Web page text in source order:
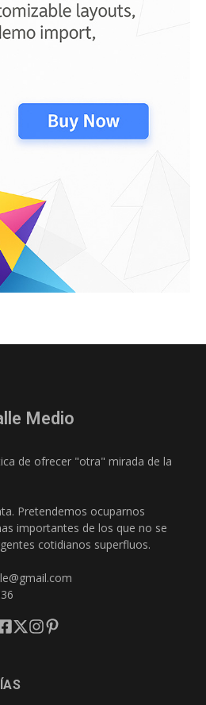
Medio
de ofrecer "otra" mirada de la
Pretendemos ocuparnos
importantes de los que no se
cotidianos superfluos.